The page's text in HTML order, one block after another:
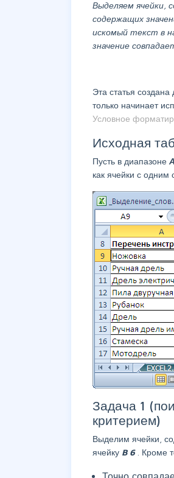
Выделяем ячейки,
содержащих
искомый текст в
значение
Эта статья
только начинает
Условное
Исходная
Пусть в диапазоне
как ячейки с одним
Задача 1
критерием)
Выделим ячейки,
ячейку B 6 . Кроме